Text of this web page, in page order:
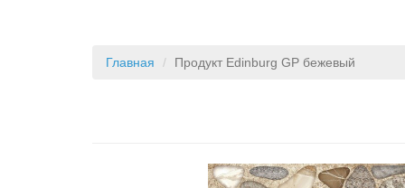
Главная Продукт Edinburg GP бежевый